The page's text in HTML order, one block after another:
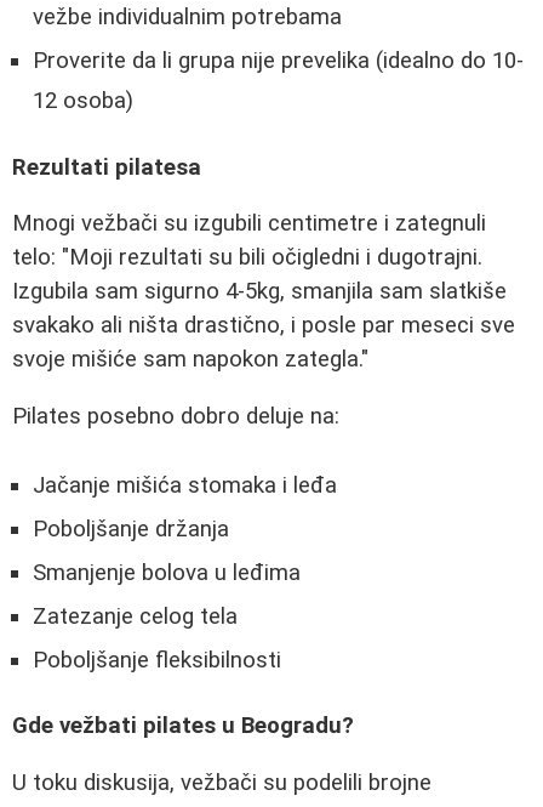
vežbe individualnim potrebama
Proverite da li grupa nije prevelika (idealno do 10-
12 osoba)
Rezultati pilatesa
Mnogi vežbači su izgubili centimetre i zategnuli
telo: "Moji rezultati su bili očigledni i dugotrajni.
Izgubila sam sigurno 4-5kg, smanjila sam slatkiše
svakako ali ništa drastično, i posle par meseci sve
svoje mišiće sam napokon zategla."
Pilates posebno dobro deluje na:
Jačanje mišića stomaka i leđa
Poboljšanje držanja
Smanjenje bolova u leđima
Zatezanje celog tela
Poboljšanje fleksibilnosti
Gde vežbati pilates u Beogradu?
U toku diskusija, vežbači su podelili brojne